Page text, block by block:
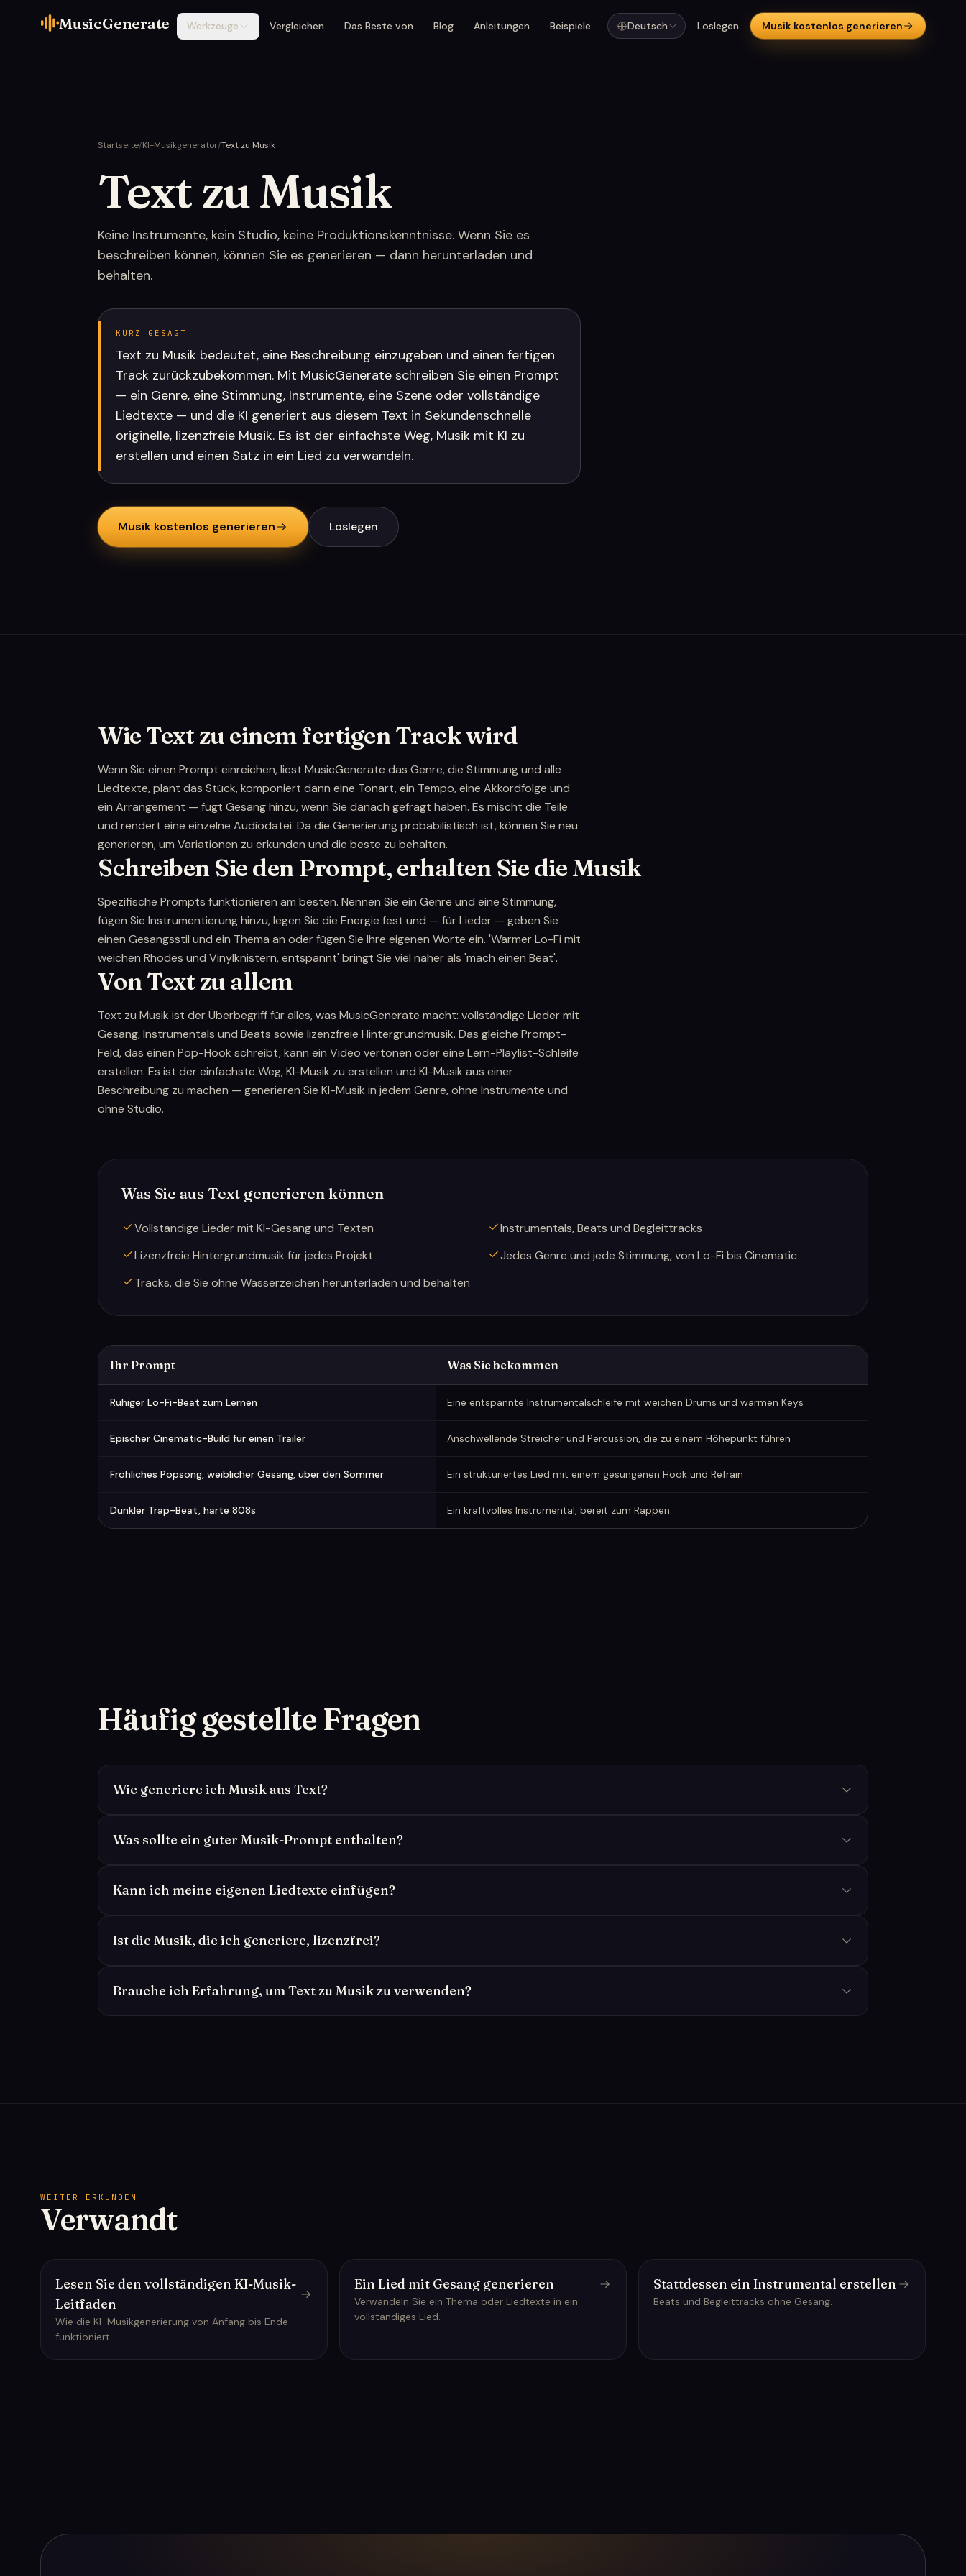
MusicGenerate Werkzeuge Vergleichen Das Beste von Blog Anleitungen Beispiele Deutsch Loslegen Musik kostenlos generieren
Startseite/KI-Musikgenerator/Text zu Musik
Text zu Musik
Keine Instrumente, kein Studio, keine Produktionskenntnisse. Wenn Sie es
beschreiben können, können Sie es generieren — dann herunterladen und
behalten.
KURZ GESAGT
Text zu Musik bedeutet, eine Beschreibung einzugeben und einen fertigen
Track zurückzubekommen. Mit MusicGenerate schreiben Sie einen Prompt
— ein Genre, eine Stimmung, Instrumente, eine Szene oder vollständige
Liedtexte — und die KI generiert aus diesem Text in Sekundenschnelle
originelle, lizenzfreie Musik. Es ist der einfachste Weg, Musik mit KI zu
erstellen und einen Satz in ein Lied zu verwandeln.
Musik kostenlos generieren Loslegen
Wie Text zu einem fertigen Track wird
Wenn Sie einen Prompt einreichen, liest MusicGenerate das Genre, die Stimmung und alle
Liedtexte, plant das Stück, komponiert dann eine Tonart, ein Tempo, eine Akkordfolge und
ein Arrangement — fügt Gesang hinzu, wenn Sie danach gefragt haben. Es mischt die Teile
und rendert eine einzelne Audiodatei. Da die Generierung probabilistisch ist, können Sie neu
generieren, um Variationen zu erkunden und die beste zu behalten.
Schreiben Sie den Prompt, erhalten Sie die Musik
Spezifische Prompts funktionieren am besten. Nennen Sie ein Genre und eine Stimmung,
fügen Sie Instrumentierung hinzu, legen Sie die Energie fest und — für Lieder — geben Sie
einen Gesangsstil und ein Thema an oder fügen Sie Ihre eigenen Worte ein. 'Warmer Lo-Fi mit
weichen Rhodes und Vinylknistern, entspannt' bringt Sie viel näher als 'mach einen Beat'.
Von Text zu allem
Text zu Musik ist der Überbegriff für alles, was MusicGenerate macht: vollständige Lieder mit
Gesang, Instrumentals und Beats sowie lizenzfreie Hintergrundmusik. Das gleiche Prompt-
Feld, das einen Pop-Hook schreibt, kann ein Video vertonen oder eine Lern-Playlist-Schleife
erstellen. Es ist der einfachste Weg, KI-Musik zu erstellen und KI-Musik aus einer
Beschreibung zu machen — generieren Sie KI-Musik in jedem Genre, ohne Instrumente und
ohne Studio.
Was Sie aus Text generieren können
Vollständige Lieder mit KI-Gesang und Texten
Instrumentals, Beats und Begleittracks
Lizenzfreie Hintergrundmusik für jedes Projekt
Jedes Genre und jede Stimmung, von Lo-Fi bis Cinematic
Tracks, die Sie ohne Wasserzeichen herunterladen und behalten
Ihr Prompt Was Sie bekommen
Ruhiger Lo-Fi-Beat zum Lernen Eine entspannte Instrumentalschleife mit weichen Drums und warmen Keys
Epischer Cinematic-Build für einen Trailer Anschwellende Streicher und Percussion, die zu einem Höhepunkt führen
Fröhliches Popsong, weiblicher Gesang, über den Sommer Ein strukturiertes Lied mit einem gesungenen Hook und Refrain
Dunkler Trap-Beat, harte 808s Ein kraftvolles Instrumental, bereit zum Rappen
Häufig gestellte Fragen
Wie generiere ich Musik aus Text?
Was sollte ein guter Musik-Prompt enthalten?
Kann ich meine eigenen Liedtexte einfügen?
Ist die Musik, die ich generiere, lizenzfrei?
Brauche ich Erfahrung, um Text zu Musik zu verwenden?
WEITER ERKUNDEN
Verwandt
Lesen Sie den vollständigen KI-Musik-
Leitfaden
Wie die KI-Musikgenerierung von Anfang bis Ende
funktioniert.
Ein Lied mit Gesang generieren
Verwandeln Sie ein Thema oder Liedtexte in ein
vollständiges Lied.
Stattdessen ein Instrumental erstellen
Beats und Begleittracks ohne Gesang.